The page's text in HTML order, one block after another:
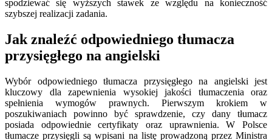
spodziewać się wyższych stawek ze względu na konieczność
szybszej realizacji zadania.
Jak znaleźć odpowiedniego tłumacza
przysięgłego na angielski
Wybór odpowiedniego tłumacza przysięgłego na angielski jest
kluczowy dla zapewnienia wysokiej jakości tłumaczenia oraz
spełnienia wymogów prawnych. Pierwszym krokiem w
poszukiwaniach powinno być sprawdzenie, czy dany tłumacz
posiada odpowiednie certyfikaty oraz uprawnienia. W Polsce
tłumacze przysięgli są wpisani na listę prowadzoną przez Ministra